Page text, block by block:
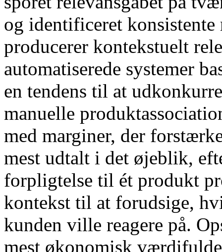
og identificeret
producerer kontekstuelt
automatiserede systemer
en tendens til at
manuelle
med marginer, der
mest udtalt i det øjeblik,
forpligtelse til ét produkt
kontekst til at forudsige,
kunden ville reagere på.
mest økonomisk